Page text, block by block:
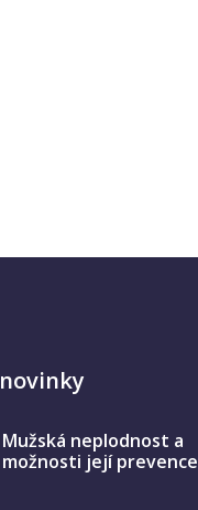
Mužská neplodnost a
možnosti její prevence